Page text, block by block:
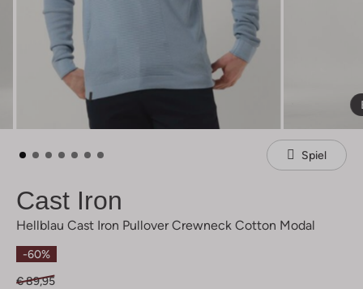
Spiel
Cast Iron
Hellblau Cast Iron Pullover Crewneck Cotton Modal
-60%
€ 89,95